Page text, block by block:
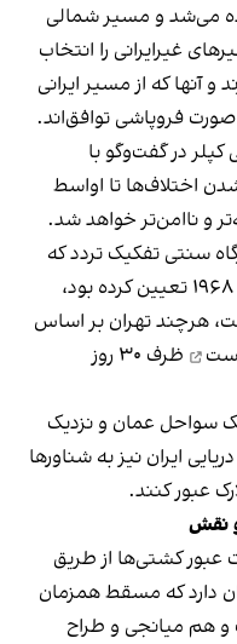
می‌شد و مسیر شمالی
غیرایرانی را انتخاب
آنها که از مسیر ایرانی
فروپاشی توافق‌اند.
در گفت‌و‌گو با
اختلاف‌ها تا اواسط
و ناامن‌تر خواهد شد.
سنتی تفکیک تردد که
سازمان بین‌المللی دریانوردی در سال ۱۹۶۸ تعیین کرده بود،
هرچند تهران بر اساس
ظرف ۳۰ روز
سواحل عمان و نزدیک
ایران نیز به شناورها
عبور کنند.
نقش
عبور کشتی‌ها از طریق
دارد که مسقط همزمان
هم میانجی و طراح